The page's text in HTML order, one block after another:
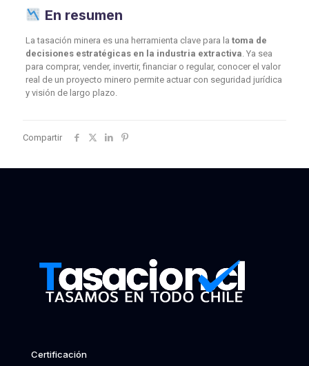
En resumen
La tasación minera es una herramienta clave para la toma de
decisiones estratégicas en la industria extractiva . Ya sea
para comprar, vender, invertir, financiar o regular, conocer el valor
real de un proyecto minero permite actuar con seguridad jurídica
y visión de largo plazo.
Compartir
Certificación